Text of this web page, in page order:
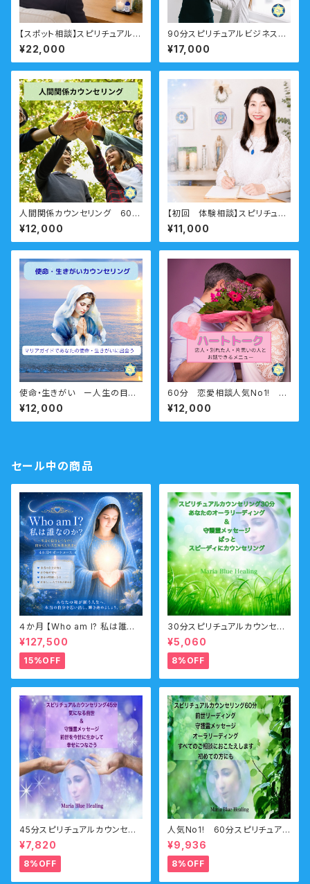
【スポット相談】スピリチュアル相
談 ビジネス向け
¥22,000
90分スピリチュアルビジネスコ
ーチング「自分らしい仕事がした
い！」転職・天職・起業・・仕事の
悩み 右脳派就活をしてみよう！
¥17,000
人間関係カウンセリング 60
分 ー職場・友人・仲間・ママ友
もやもやをすっきりとー
¥12,000
【初回 体験相談】スピリチュア
ル相談 ビジネス向け
¥11,000
使命・生きがい ー人生の目標・
生きがい・使命を生きる人生へ
ー 60分
¥12,000
60分 恋愛相談人気No1! ハ
ートトーク（恋人交信） 恋人・
別れた人・片思いの人とお話で
きる
¥12,000
セール中の商品
４か月 【Who am I? 私は誰な
のか？】サポートコース なんの
ために生まれてきたのか？人生
の目的・使命・生きがいサポート
コース （人生の目的・魂の使命）
¥127,500
15%OFF
30分スピリチュアルカウンセリ
ング お電話・オンライン・チャ
ット
¥5,060
8%OFF
45分スピリチュアルカウンセリ
ング 前世・オーラ・ガイドメ
ッセージ
¥7,820
8%OFF
人気No1! 60分スピリチュアル
カウンセリング 前世・未来透
視・オーラ・守護霊
¥9,936
8%OFF